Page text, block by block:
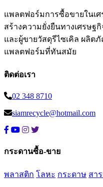
แพลตฟอร์มการซื้อขายในเศ
สร้างความยั่งยืนทางเศรษฐ
และผู้ขายวัสดุรีไซเคิล ผลิต
แพลตฟอร์มที่ทันสมัย
ติดต่อเรา
02 348 8710
siamrecycle@hotmail.com
กระดานซื้อ-ขาย
พลาสติก โลหะ กระดาษ สา